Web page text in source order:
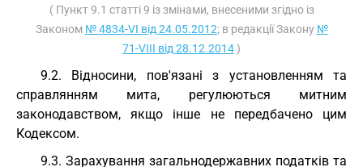
( Пункт 9.1 статті 9 із змінами, внесеними згідно із
Законом № 4834-VI від 24.05.2012; в редакції Закону №
71-VIII від 28.12.2014)
9.2. Відносини, пов'язані з установленням та
справлянням мита, регулюються митним
законодавством, якщо інше не передбачено цим
Кодексом.
9.3. Зарахування загальнодержавних податків та